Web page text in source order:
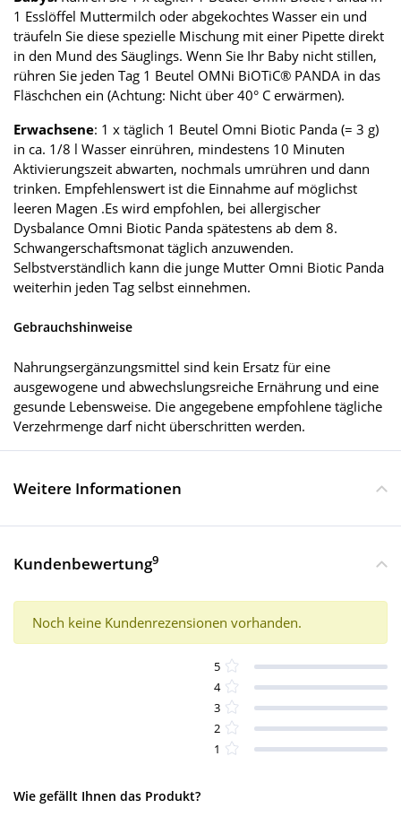
1 Esslöffel Muttermilch oder abgekochtes Wasser ein und
träufeln Sie diese spezielle Mischung mit einer Pipette direkt
in den Mund des Säuglings. Wenn Sie Ihr Baby nicht stillen,
rühren Sie jeden Tag 1 Beutel OMNi BiOTiC® PANDA in das
Fläschchen ein (Achtung: Nicht über 40° C erwärmen).
Erwachsene: 1 x täglich 1 Beutel Omni Biotic Panda (= 3 g)
in ca. 1/8 l Wasser einrühren, mindestens 10 Minuten
Aktivierungszeit abwarten, nochmals umrühren und dann
trinken. Empfehlenswert ist die Einnahme auf möglichst
leeren Magen .Es wird empfohlen, bei allergischer
Dysbalance Omni Biotic Panda spätestens ab dem 8.
Schwangerschaftsmonat täglich anzuwenden.
Selbstverständlich kann die junge Mutter Omni Biotic Panda
weiterhin jeden Tag selbst einnehmen.
Gebrauchshinweise
Nahrungsergänzungsmittel sind kein Ersatz für eine
ausgewogene und abwechslungsreiche Ernährung und eine
gesunde Lebensweise. Die angegebene empfohlene tägliche
Verzehrmenge darf nicht überschritten werden.
Weitere Informationen
Kundenbewertung9
Noch keine Kundenrezensionen vorhanden.
5
4
3
2
1
Wie gefällt Ihnen das Produkt?